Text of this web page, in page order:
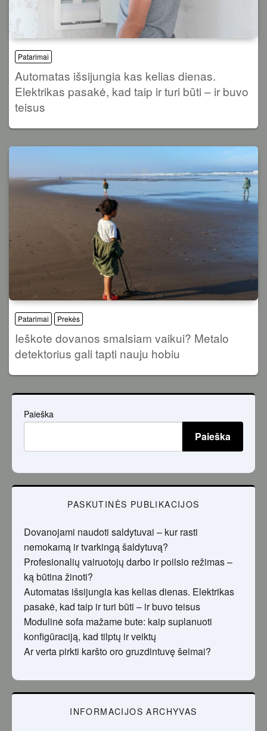
Patarimai
Automatas išsijungia kas kelias dienas.
Elektrikas pasakė, kad taip ir turi būti – ir buvo
teisus
Patarimai Prekės
Ieškote dovanos smalsiam vaikui? Metalo
detektorius gali tapti nauju hobiu
Paieška
Paieška
PASKUTINĖS PUBLIKACIJOS
Dovanojami naudoti saldytuvai – kur rasti
nemokamą ir tvarkingą šaldytuvą?
Profesionalių vairuotojų darbo ir poilsio režimas –
ką būtina žinoti?
Automatas išsijungia kas kelias dienas. Elektrikas
pasakė, kad taip ir turi būti – ir buvo teisus
Modulinė sofa mažame bute: kaip suplanuoti
konfigūraciją, kad tilptų ir veiktų
Ar verta pirkti karšto oro gruzdintuvę šeimai?
INFORMACIJOS ARCHYVAS